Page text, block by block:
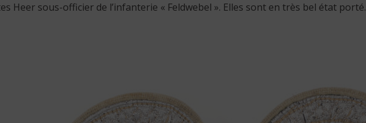
Heer sous-officier de l’infanterie « Feldwebel ». Elles sont en très bel état porté.